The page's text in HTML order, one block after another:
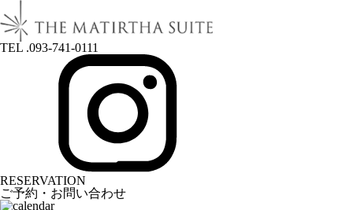
TEL .093-741-0111
RESERVATION
ご予約・お問い合わせ